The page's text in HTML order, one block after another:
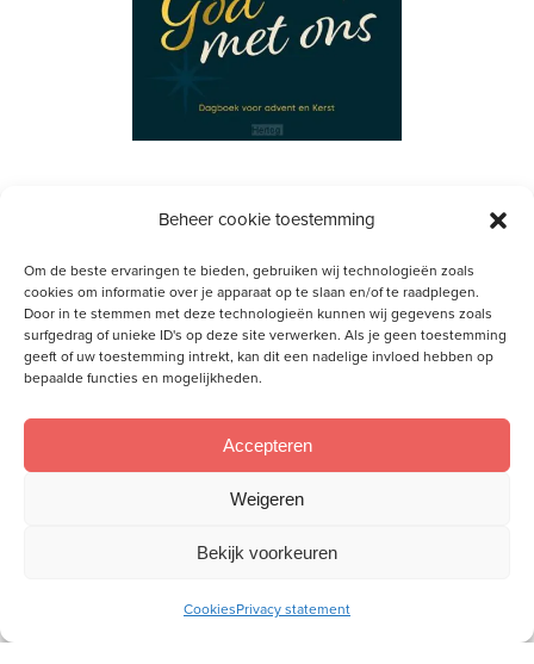
Beheer cookie toestemming
Om de beste ervaringen te bieden, gebruiken wij technologieën zoals
cookies om informatie over je apparaat op te slaan en/of te raadplegen.
Door in te stemmen met deze technologieën kunnen wij gegevens zoals
surfgedrag of unieke ID's op deze site verwerken. Als je geen toestemming
geeft of uw toestemming intrekt, kan dit een nadelige invloed hebben op
bepaalde functies en mogelijkheden.
Accepteren
Weigeren
Bekijk voorkeuren
CookiesPrivacy statement
Gerelateerde artikelen
Met vier kerken samen het kerstevangelie
delen in de stad
Meld je aan voor onze inspiratiemail
toerustingsmateriaal